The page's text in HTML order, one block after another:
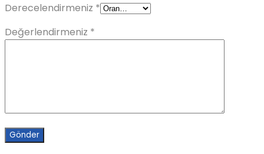
Derecelendirmeniz *
Değerlendirmeniz *